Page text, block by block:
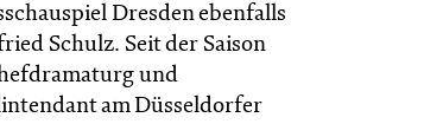
Dresden ebenfalls
Schulz. Seit der Saison
und
am Düsseldorfer